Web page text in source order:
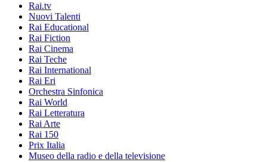
Rai.tv
Nuovi Talenti
Rai Educational
Rai Fiction
Rai Cinema
Rai Teche
Rai International
Rai Eri
Orchestra Sinfonica
Rai World
Rai Letteratura
Rai Arte
Rai 150
Prix Italia
Museo della radio e della televisione